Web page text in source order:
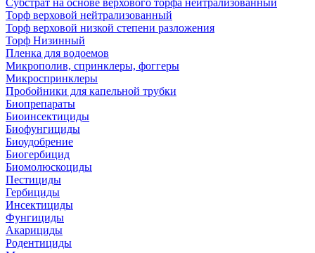
Субстрат на основе верхового торфа нейтрализованный
Торф верховой нейтрализованный
Торф верховой низкой степени разложения
Торф Низинный
Пленка для водоемов
Микрополив, спринклеры, фоггеры
Микроспринклеры
Пробойники для капельной трубки
Биопрепараты
Биоинсектициды
Биофунгициды
Биоудобрение
Биогербицид
Биомолюскоциды
Пестициды
Гербициды
Инсектициды
Фунгициды
Акарициды
Родентициды